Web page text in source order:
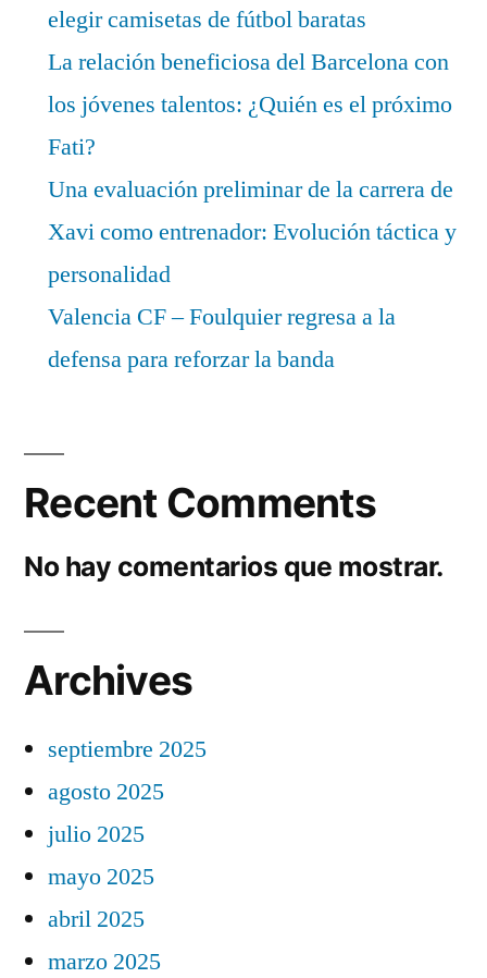
elegir camisetas de fútbol baratas
La relación beneficiosa del Barcelona con
los jóvenes talentos: ¿Quién es el próximo
Fati?
Una evaluación preliminar de la carrera de
Xavi como entrenador: Evolución táctica y
personalidad
Valencia CF – Foulquier regresa a la
defensa para reforzar la banda
Recent Comments
No hay comentarios que mostrar.
Archives
septiembre 2025
agosto 2025
julio 2025
mayo 2025
abril 2025
marzo 2025